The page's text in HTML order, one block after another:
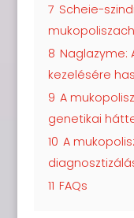
7 Scheie-
8 Naglazyme:
kezelésére
9 A
genetikai
10 A
11 FAQs